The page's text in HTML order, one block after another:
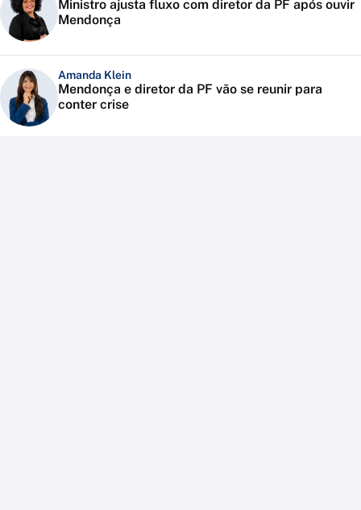
Ministro ajusta fluxo com diretor da PF após ouvir
Mendonça
Amanda Klein
Mendonça e diretor da PF vão se reunir para
conter crise